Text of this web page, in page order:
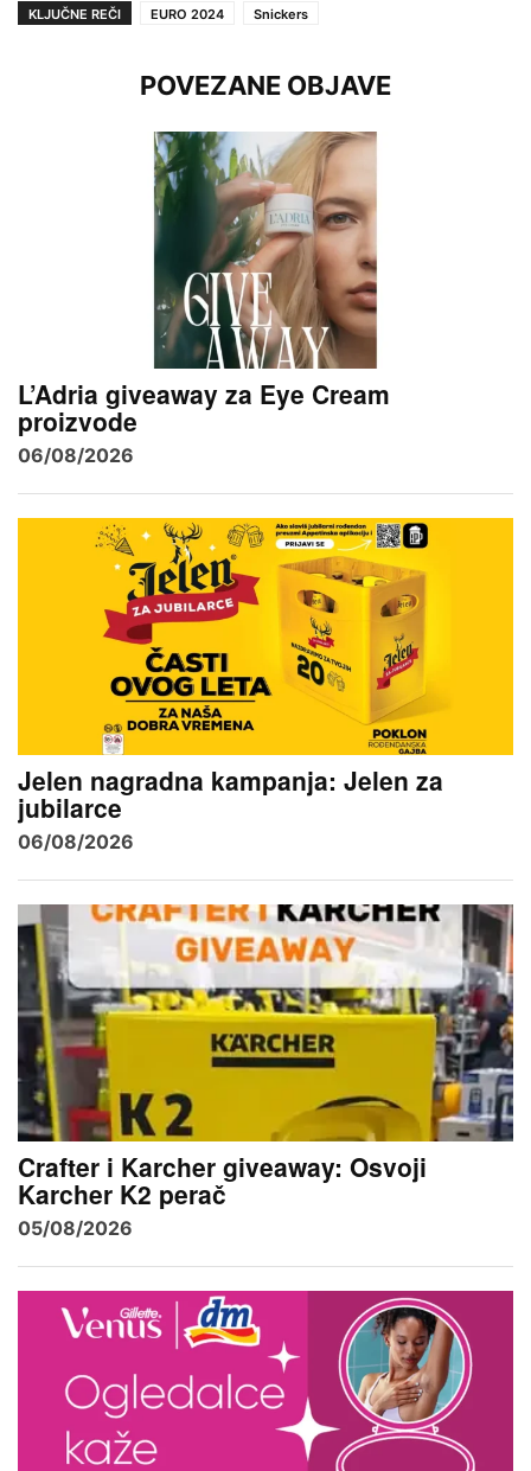
KLJUČNE REČI EURO 2024 Snickers
POVEZANE OBJAVE
L’Adria giveaway za Eye Cream
proizvode
06/08/2026
Jelen nagradna kampanja: Jelen za
jubilarce
06/08/2026
Crafter i Karcher giveaway: Osvoji
Karcher K2 perač
05/08/2026